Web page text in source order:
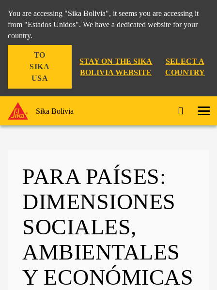
You are accessing "Sika Bolivia", it seems you are accessing it
from "Estados Unidos". We have a dedicated website for your
country.
TO
SIKA
USA
STAY ON THE SIKA
BOLIVIA WEBSITE
SELECT A
COUNTRY
Sika Bolivia
PARA PAÍSES:
DIMENSIONES
SOCIALES,
AMBIENTALES
Y ECONÓMICAS